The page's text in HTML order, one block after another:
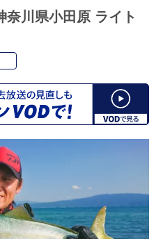
奈川県小田原 ライト